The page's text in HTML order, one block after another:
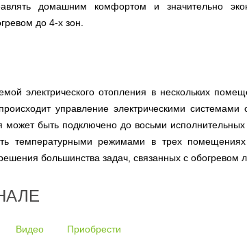
домашним комфортом и значительно
до 4-х зон.
электрического отопления в нескольких
управление электрическими
быть подключено до восьми
температурными режимами в трех
большинства задач, связанных с
Видео Приобрести